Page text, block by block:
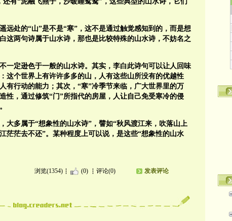
远处的“山”是不是“寒”，这不是通过触觉感知到的，而是想
这两句诗属于山水诗，那也是比较特殊的山水诗，不妨名之
一定逊色于一般的山水诗。其实，李白此诗句可以让人回味
这个世界上有许许多多的山，人有这些山所没有的优越性
行动的能力；其次，“寒”冷季节来临，广大世界里的万
性，通过修筑“门”所指代的房屋，人让自己免受寒冷的侵
大多属于“想象性的山水诗”，譬如“秋风渡江来，吹落山上
茫茫去不还”。某种程度上可以说，是这些“想象性的山水
浏览(1354) (0) 评论(0) 发表评论